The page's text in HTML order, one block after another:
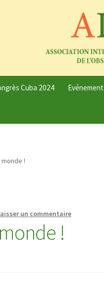
Cuba 2024
!
un commentaire
!